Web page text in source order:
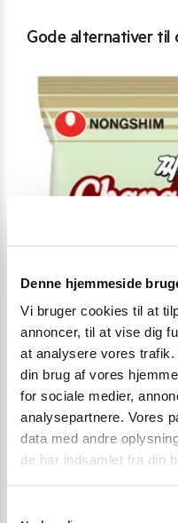
Denne hjemmeside
Vi bruger cookies til at
annoncer, til at vise dig
at analysere vores
din brug af vores
for sociale medier,
analysepartnere. Vores
data med andre
de har indsamlet fra din
Gode alternativer
Nongshim Chapaghetti